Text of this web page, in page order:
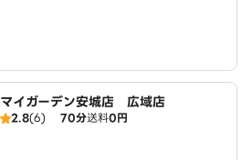
マイガーデン安城店 広域店
2.8(6) 70分送料0円